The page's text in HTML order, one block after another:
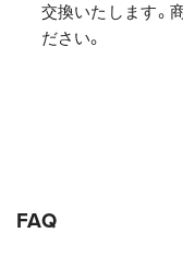
交換いたします。
ださい。
FAQ